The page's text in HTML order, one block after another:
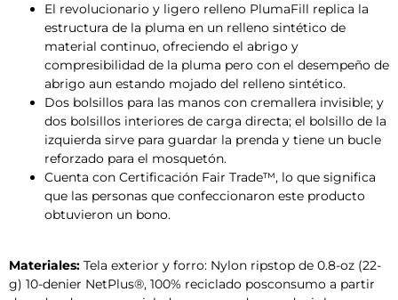
El revolucionario y ligero relleno PlumaFill replica la
estructura de la pluma en un relleno sintético de
material continuo, ofreciendo el abrigo y
compresibilidad de la pluma pero con el desempeño de
abrigo aun estando mojado del relleno sintético.
Dos bolsillos para las manos con cremallera invisible; y
dos bolsillos interiores de carga directa; el bolsillo de la
izquierda sirve para guardar la prenda y tiene un bucle
reforzado para el mosquetón.
Cuenta con Certificación Fair Trade™, lo que significa
que las personas que confeccionaron este producto
obtuvieron un bono.
Materiales: Tela exterior y forro: Nylon ripstop de 0.8-oz (22-
g) 10-denier NetPlus®, 100% reciclado posconsumo a partir